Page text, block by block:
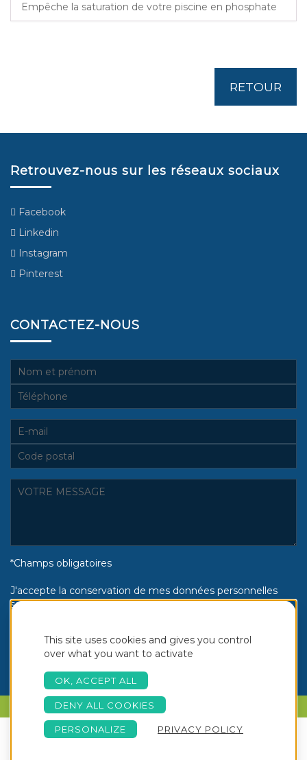
Empêche la saturation de votre piscine en phosphate
RETOUR
Retrouvez-nous sur les réseaux sociaux
Facebook
Linkedin
Instagram
Pinterest
CONTACTEZ-NOUS
*Champs obligatoires
J'accepte la conservation de mes données personnelles
selon la politique de confidentialité Piscines Aquinox :
Copyright © 2026 Aquinox -
Création Akyos
NOTRE BROCHURE
PARLONS DE VOTRE PROJET
This site uses cookies and gives you control
over what you want to activate
OK, ACCEPT ALL
DENY ALL COOKIES
PERSONALIZE PRIVACY POLICY